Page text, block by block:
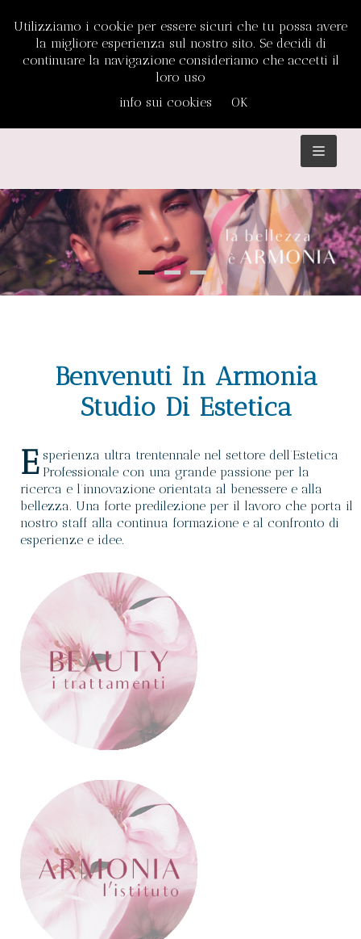
Benvenuti In Armonia
Studio Di Estetica
E sperienza ultra trentennale nel settore dell’Estetica
Professionale con una grande passione per la
ricerca e l’innovazione orientata al benessere e alla
bellezza. Una forte predilezione per il lavoro che porta il
nostro staff alla continua formazione e al confronto di
esperienze e idee.
Utilizziamo i cookie per essere sicuri che tu possa avere
la migliore esperienza sul nostro sito. Se decidi di
continuare la navigazione consideriamo che accetti il
loro uso
info sui cookies
OK